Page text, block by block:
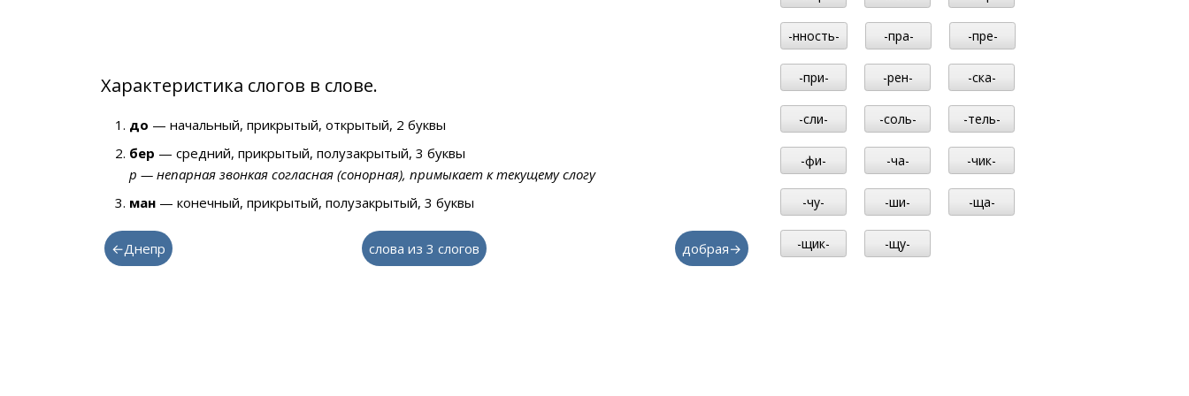
Характеристика слогов в слове.
до — начальный, прикрытый, открытый, 2 буквы
бер — средний, прикрытый, полузакрытый, 3 буквы
р — непарная звонкая согласная (сонорная), примыкает к текущему слогу
ман — конечный, прикрытый, полузакрытый, 3 буквы
←Днепр слова из 3 слогов добрая→
-нность- -пра- -пре-
-при- -рен- -ска-
-сли- -соль- -тель-
-фи- -ча- -чик-
-чу- -ши- -ща-
-щик- -щу-